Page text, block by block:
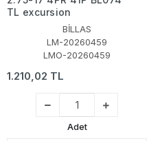
TL excursion
BİLLAS
LM-20260459
LMO-20260459
1.210,02 TL
Adet